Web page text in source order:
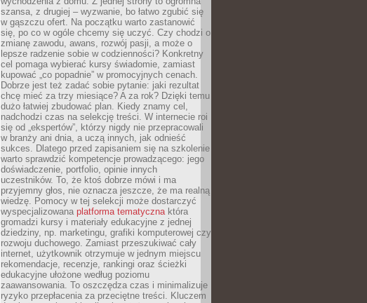
szansa, z drugiej – wyzwanie, bo łatwo zgubić się
w gąszczu ofert. Na początku warto zastanowić
się, po co w ogóle chcemy się uczyć. Czy chodzi o
zmianę zawodu, awans, rozwój pasji, a może o
lepsze radzenie sobie w codzienności? Konkretny
cel pomaga wybierać kursy świadomie, zamiast
kupować „co popadnie” w promocyjnych cenach.
Dobrze jest też zadać sobie pytanie: jaki rezultat
chcę mieć za trzy miesiące? A za rok? Dzięki temu
dużo łatwiej zbudować plan. Kiedy znamy cel,
nadchodzi czas na selekcję treści. W internecie roi
się od „ekspertów”, którzy nigdy nie przepracowali
w branży ani dnia, a uczą innych, jak odnieść
sukces. Dlatego przed zapisaniem się na szkolenie
warto sprawdzić kompetencje prowadzącego: jego
doświadczenie, portfolio, opinie innych
uczestników. To, że ktoś dobrze mówi i ma
przyjemny głos, nie oznacza jeszcze, że ma realną
wiedzę. Pomocy w tej selekcji może dostarczyć
wyspecjalizowana platforma tematycznaktóra
gromadzi kursy i materiały edukacyjne z jednej
dziedziny, np. marketingu, grafiki komputerowej czy
rozwoju duchowego. Zamiast przeszukiwać cały
internet, użytkownik otrzymuje w jednym miejscu
rekomendacje, recenzje, rankingi oraz ścieżki
edukacyjne ułożone według poziomu
zaawansowania. To oszczędza czas i minimalizuje
ryzyko przepłacenia za przeciętne treści. Kluczem